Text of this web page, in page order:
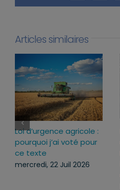
Articles similaires
Sécuriser l’usage des
armes pour mieux
protéger ceux qui nous
protègent